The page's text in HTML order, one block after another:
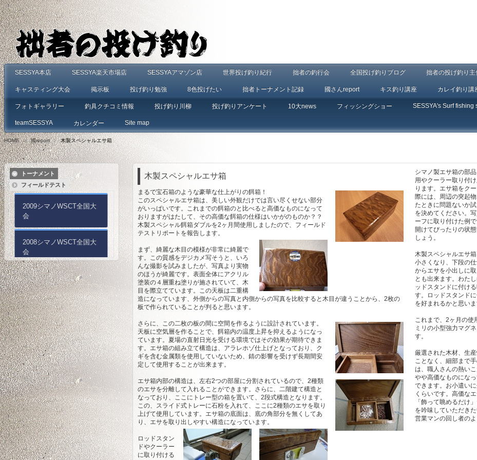
SESSYA本店 SESSYA楽天市場店 SESSYAアマゾン店 世界投げ釣り紀行 拙者の釣行会 全国投げ釣りブログ 拙者の投げ釣り主
キャスティング大会 掲示板 投げ釣り勉強 8色投げたい 拙者トーナメント記録 國さんreport キス釣り講座 カレイ釣り講
フォトギャラリー 釣具クチコミ情報 投げ釣り川柳 投げ釣りアンケート 10大news フィッシングショー SESSYA's Surf fishing
teamSESSYA カレンダー Site map
HOME > 國report > 木製スペシャルエサ箱
木製スペシャルエサ箱
ま るで宝石箱のような豪華な仕上がりの餌箱！
このスペシャルエサ箱は、美しい外観だけでは言い尽くせない部分
がいっぱいです。これまでの餌箱のと比べると高価なものになって
おりますがはたして、その高価な餌箱の仕様はいかがのものか？？
木製スペシャル餌箱ダブルを2ヶ月間使用しましたので、フィールド
テストリポートを報告します。
まず、綺麗な木目の模様が非常に綺麗で
す。この質感をデジカメ写そうと、いろ
んな撮影を試みましたが、写真より実物
のほうが綺麗です。表面全体にアクリル
塗装の４層重ね塗りが施されていて、木
目を際立てています。この天板は二重構
造になっています、外側からの写真と内側からの写真を比較すると木目が違うことから、2枚の
板で作られていることが判ると思います。
さらに、この二枚の板の間に空間を作るように設計されています。
天板に空気層を作ることで、餌箱内の温度上昇を抑えるようになっ
ています。夏場の直射日光を受ける環境ではその効果が期待できま
す。エサ箱の組み立て構造は、アラレホゾ仕上げとなっており、ク
ギを含む金属類を使用していないため、錆の影響を受けず長期間安
定して使用することが出来ます。
エサ箱内部の構造は、左右2つの部屋に分割されているので、2種類
のエサを分離して入れることができます。さらに、二階建て構造と
なっており、ここにトレー型の箱を置いて、2段式構造となります。
この、スライド式トレーに石粉を入れて、ここに2種類のエサを取り
上げて使用しています。エサ箱の底面は、底の角部分を無くしてあ
り、エサを取り出しやすい構造になっています。
ロッドスタン
ドやクーラー
に取り付ける
シマノ製エサ箱の部
用やクーラー取り付
ります。エサ箱をク
際には、周辺の突起
たときに問題ないか
を決めてください。
ーフに取り付けた例
開けてぴったりの状
しょう。
木製スペシャルエサ
小さくなり、下段の
からエサを小出しに
とも出来ます。わた
ッドスタンドに付け
す。ロッドスタンド
を好まれるかと思いま
これまで、2ヶ月の使
ミリの小型強力マグ
す。
厳選された木材、生
ことなく、細部まで
は、職人さんの熱い
やや高価なものにな
できます。お小遣い
くらいです。高価な
「飾って眺めるだけ
を吟味していただきた
営業マンの回し者の
トーナメント
フィールドテスト
2009シマノWSCT全国大
会
2008シマノWSCT全国大
会
シマノWSCT全国大会へ
go！
2008ダイワSBC投げ全国
決勝大会
2008シマノJC投げ九州大
会
2007ダイワSBC投げ全国
決勝大会